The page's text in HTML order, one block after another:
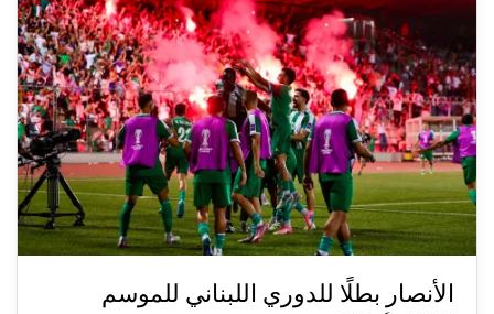
الأنصار بطلًا للدوري اللبناني للموسم